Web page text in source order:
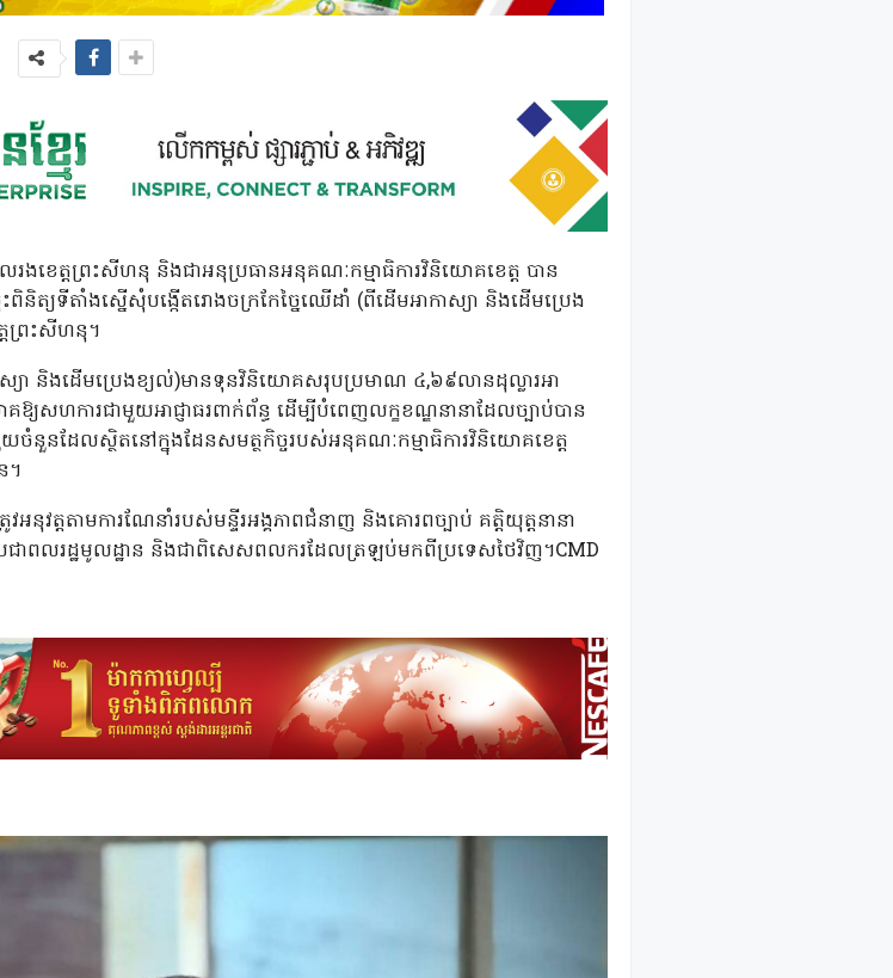
ខេត្តព្រះសីហនុ និងជាអនុប្រធានអនុគណៈកម្មាធិការវិនិយោគខេត្ត បាន
និត្យទីតាំងស្នើសុំបង្កើតរោងចក្រកែច្នៃឈើដាំ (ពីដើមអាកាស្យា និងដើមប្រេង
តព្រះសីហនុ។
យា និងដើមប្រេងខ្យល់)មានទុនវិនិយោគសរុបប្រមាណ ៤,៦៩លានដុល្លារអា
យសហការជាមួយអាជ្ញាធរពាក់ព័ន្ធ ដើម្បីបំពេញលក្ខខណ្ឌនានាដែលច្បាប់បាន
ដែលស្ថិតនៅក្នុងដែនសមត្ថកិច្ចរបស់អនុគណៈកម្មាធិការវិនិយោគខេត្ត
។
វត្តតាមការណែនាំរបស់មន្ទីរអង្គភាពជំនាញ និងគោរពច្បាប់ គត្តិយុត្តនានា
រជាពលរដ្ឋមូលដ្ឋាន និងជាពិសេសពលករដែលត្រឡប់មកពីប្រទេសថៃវិញ។CMD